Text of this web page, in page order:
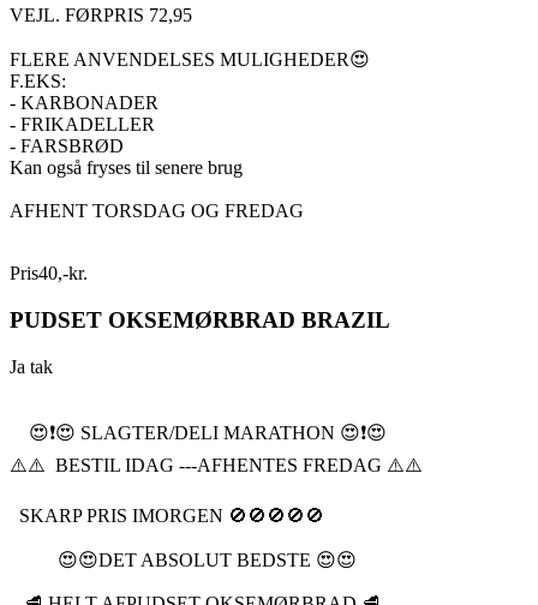
VEJL. FØRPRIS 72,95
FLERE ANVENDELSES MULIGHEDER😍
F.EKS:
- KARBONADER
- FRIKADELLER
- FARSBRØD
Kan også fryses til senere brug
AFHENT TORSDAG OG FREDAG
Pris40,-kr.
PUDSET OKSEMØRBRAD BRAZIL
Ja tak
😍❗️😍 SLAGTER/DELI MARATHON 😍❗️😍
⚠️⚠️ BESTIL IDAG ---AFHENTES FREDAG ⚠️⚠️
SKARP PRIS IMORGEN 🚫🚫🚫🚫🚫
😍😍DET ABSOLUT BEDSTE 😍😍